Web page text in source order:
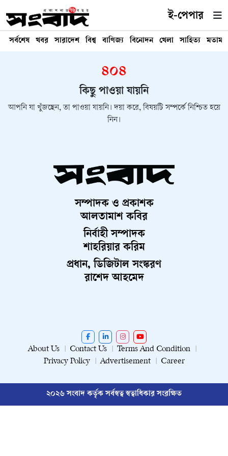
ই-পেপার
সর্বশেষ খবর সারাদেশ বিশ্ব বাণিজ্য বিনোদন খেলা সাহিত্য মতামত
৪০৪
কিছু পাওয়া যায়নি
আপনি যা খুঁজছেন, তা পাওয়া যায়নি। দয়া করে, বিষয়টি সম্পর্কে নিশ্চিত হয়ে
নিন।
সম্পাদক ও প্রকাশক
আলতামাশ কবির
নির্বাহী সম্পাদক
শাহরিয়ার করিম
প্রধান, ডিজিটাল সংস্করণ
রাশেদ আহমেদ
About Us Contact Us
Terms And Condition
Privacy Policy
Advertisement Career
২০২৬ সংবাদ কর্তৃক সর্বস্বত্ব স্বত্বাধিকার সংরক্ষিত